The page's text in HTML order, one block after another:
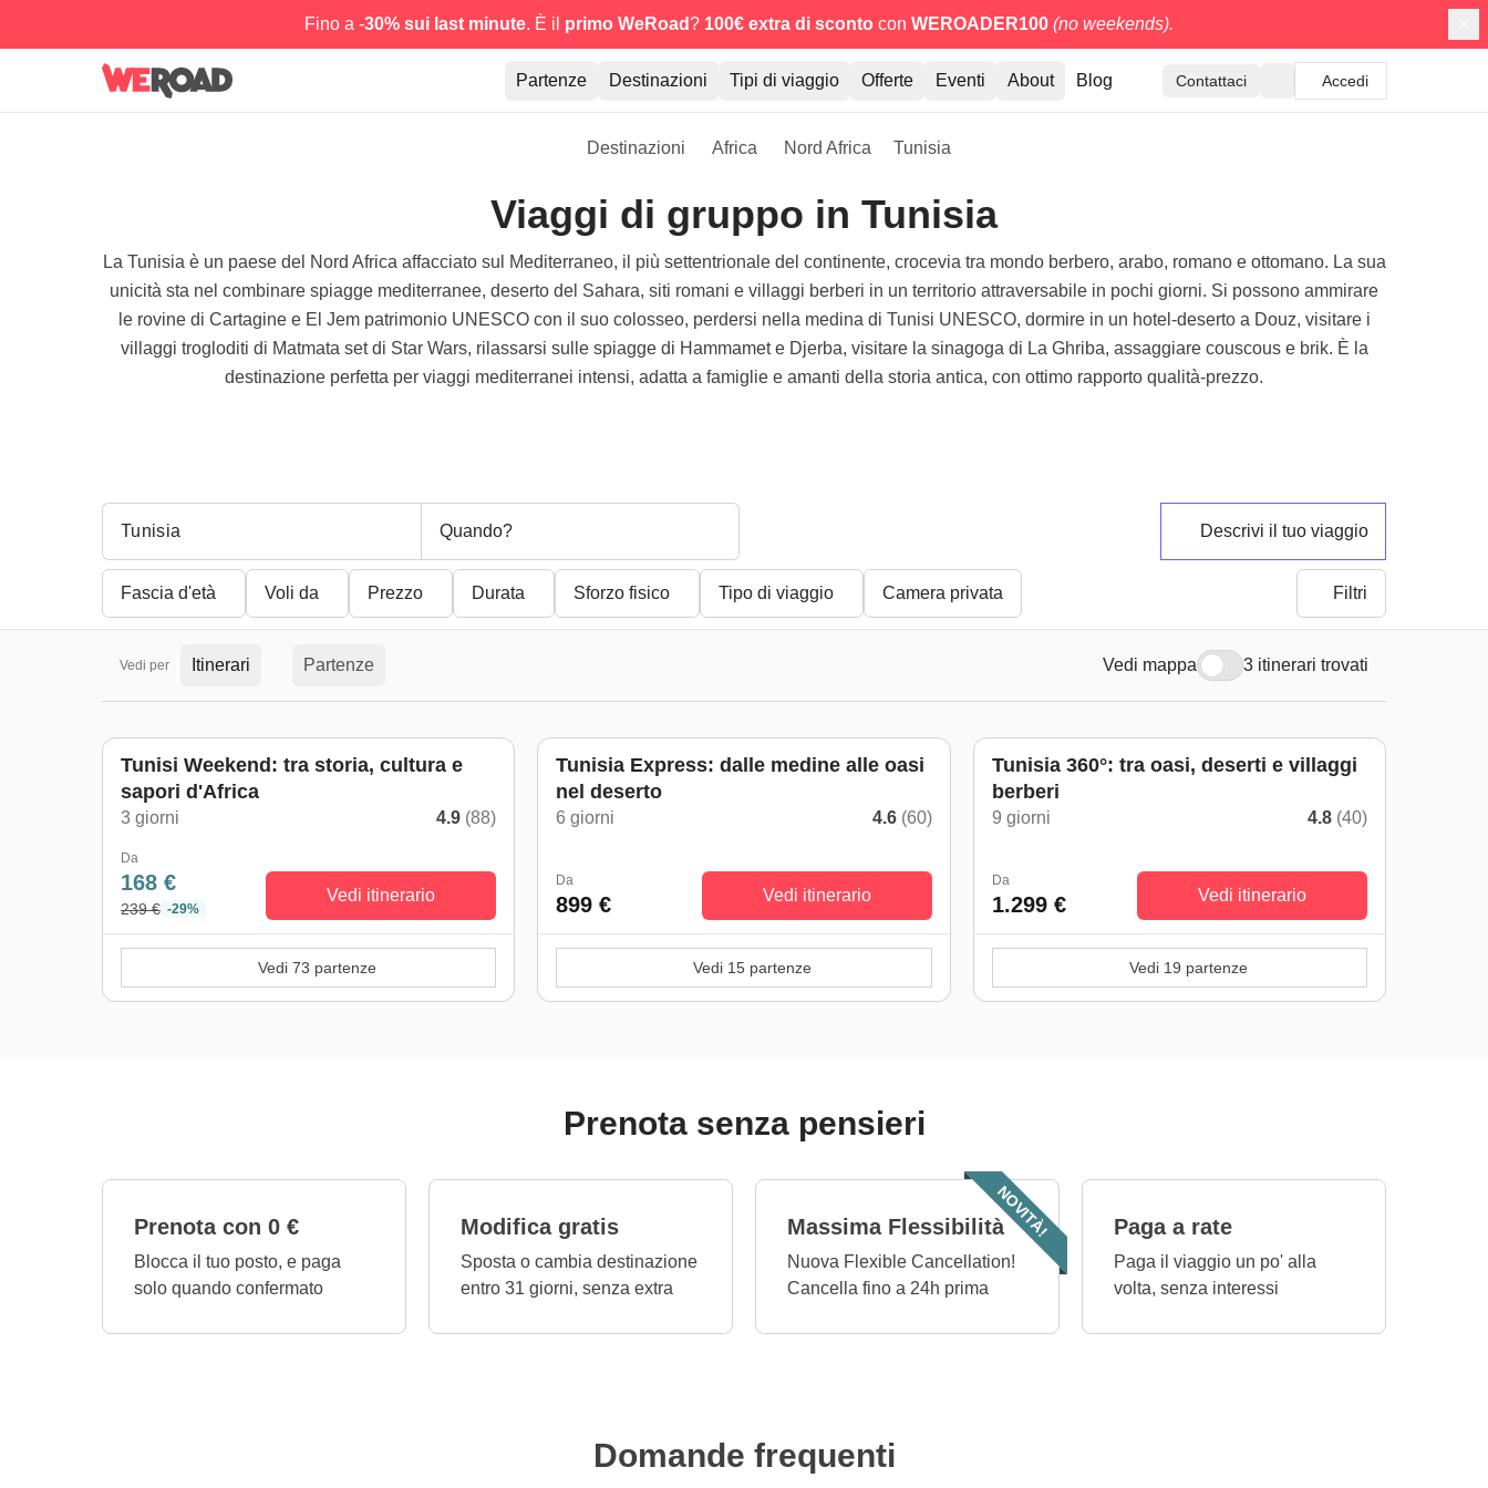
Fino a -30% sui last minute. È il primo WeRoad? 100€ extra di scontocon WEROADER100 (no weekends).
Partenze Destinazioni Tipi di viaggio Offerte Eventi About Blog Contattaci Accedi
Destinazioni Africa Nord Africa Tunisia
Viaggi di gruppo in Tunisia
La Tunisia è un paese del Nord Africa affacciato sul Mediterraneo, il più settentrionale del continente, crocevia tra mondo berbero, arabo, romano e ottomano. La sua
unicità sta nel combinare spiagge mediterranee, deserto del Sahara, siti romani e villaggi berberi in un territorio attraversabile in pochi giorni. Si possono ammirare
le rovine di Cartagine e El Jem patrimonio UNESCO con il suo colosseo, perdersi nella medina di Tunisi UNESCO, dormire in un hotel-deserto a Douz, visitare i
villaggi trogloditi di Matmata set di Star Wars, rilassarsi sulle spiagge di Hammamet e Djerba, visitare la sinagoga di La Ghriba, assaggiare couscous e brik. È la
destinazione perfetta per viaggi mediterranei intensi, adatta a famiglie e amanti della storia antica, con ottimo rapporto qualità-prezzo.
Quando? Descrivi il tuo viaggio
Fascia d'età Voli da Prezzo Durata Sforzo fisico Tipo di viaggio Camera privata Filtri
Vedi per Itinerari Partenze 3 itinerari trovati
Vedi mappa
Tunisi Weekend: tra storia, cultura e
sapori d'Africa
3 giorni 4.9 (88)
Da
168 €
239 € -29%
Vedi itinerario
Vedi 73 partenze
Tunisia Express: dalle medine alle oasi
nel deserto
6 giorni 4.6 (60)
Da
899 € Vedi itinerario
Vedi 15 partenze
Tunisia 360°: tra oasi, deserti e villaggi
berberi
9 giorni 4.8 (40)
Da
1.299 € Vedi itinerario
Vedi 19 partenze
Prenota senza pensieri
Prenota con 0 €
Blocca il tuo posto, e paga
solo quando confermato
Modifica gratis
Sposta o cambia destinazione
entro 31 giorni, senza extra
NOVITÀ!
Massima Flessibilità
Nuova Flexible Cancellation!
Cancella fino a 24h prima
Paga a rate
Paga il viaggio un po' alla
volta, senza interessi
Domande frequenti